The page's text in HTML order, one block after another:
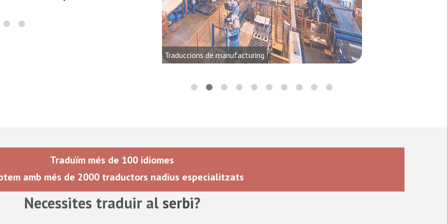
Traduccions de manufacturing
Traduïm més de 100 idiomes
amb més de 2000 traductors nadius especialitzats
Necessites traduir al serbi?